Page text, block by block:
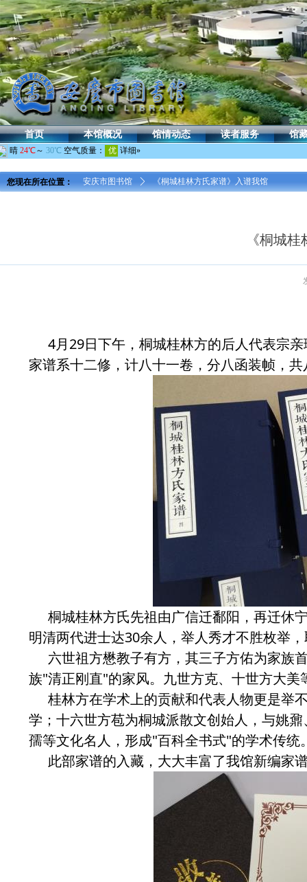
首页 本馆概况 馆情动态 读者服务 馆
《桐城
4月29日下午，桐城桂林方的后人代表宗
家谱系十二修，计八十一卷，分八函装帧，
桐城桂林方氏先祖由广信迁鄱阳，再迁休
明清两代进士达30余人，举人秀才不胜枚举
六世祖方懋教子有方，其三子方佑为家族
族"清正刚直"的家风。九世方克、十世方大
桂林方在学术上的贡献和代表人物更是举
学；十六世方苞为桐城派散文创始人，与姚
孺等文化名人，形成"百科全书式"的学术传统
此部家谱的入藏，大大丰富了我馆新编家
您现在所在位置： 安庆市图书馆 ꄲ 《桐城桂林方氏家谱》入谱我馆